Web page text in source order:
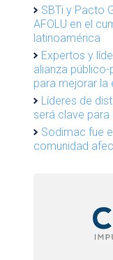
SBTi y Pacto
AFOLU en el
latinoamérica
Expertos y
alianza
para mejorar la
Líderes de
será clave
Sodimac fue
comunidad